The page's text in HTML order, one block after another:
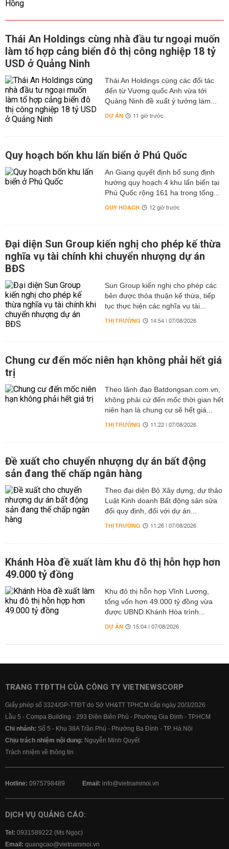
Thái An Holdings cùng nhà đầu tư ngoại muốn
làm tổ hợp cảng biển đô thị công nghiệp 18 tỷ
USD ở Quảng Ninh
Thái An Holdings cùng các đối tác
đến từ Vương quốc Anh vừa tới
Quảng Ninh đề xuất ý tưởng làm...
DỰ ÁN 11 giờ trước
Quy hoạch bốn khu lấn biển ở Phú Quốc
An Giang quyết định bổ sung định
hướng quy hoạch 4 khu lấn biển tại
Phú Quốc rộng 161 ha trong tổng...
QUY HOẠCH 12 giờ trước
Đại diện Sun Group kiến nghị cho phép kế thừa
nghĩa vụ tài chính khi chuyển nhượng dự án
BĐS
Sun Group kiến nghị cho phép các
bên được thỏa thuận kế thừa, tiếp
tục thực hiện các nghĩa vụ tài...
THỊ TRƯỜNG 14:54 | 07/08/2026
Chung cư đến mốc niên hạn không phải hết giá
trị
Theo lãnh đạo Batdongsan.com.vn,
không phải cứ đến mốc thời gian hết
niên hạn là chung cư sẽ hết giá...
THỊ TRƯỜNG 11:22 | 07/08/2026
Đề xuất cho chuyển nhượng dự án bất động
sản đang thế chấp ngân hàng
Theo đại diện Bộ Xây dựng, dự thảo
Luật Kinh doanh Bất động sản sửa
đổi quy định, đối với dự án...
THỊ TRƯỜNG 11:26 | 07/08/2026
Khánh Hòa đề xuất làm khu đô thị hỗn hợp hơn
49.000 tỷ đồng
Khu đô thị hỗn hợp Vĩnh Lương,
tổng vốn hơn 49.000 tỷ đồng vừa
được UBND Khánh Hòa trình...
DỰ ÁN 15:04 | 07/08/2026
TRANG TTĐTTH CỦA CÔNG TY VIETNEWSCORP
Giấy phép số 3324/GP-TTĐT do Sở VH&TT TPHCM cấp ngày 20/3/2026
Lầu 5 - Compa Building - 293 Điện Biên Phủ - Phường Gia Định - TP.HCM
Chi nhánh: Số 5 - Khu 38A Trần Phú - Phường Ba Đình - TP. Hà Nội
Chịu trách nhiệm nội dung: Nguyễn Minh Quyết
Trách nhiệm về thông tin
Hotline: 0975798489 Email: info@vietnammoi.vn
DỊCH VỤ QUẢNG CÁO:
Tel: 0931589222 (Ms Ngọc)
Email: quangcao@vietnammoi.vn